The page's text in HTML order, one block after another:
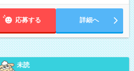
応募する 詳細へ
未読